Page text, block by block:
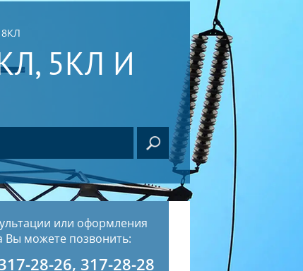
5КЛ И
или оформления
Вы можете позвонить:
28-26, 317-28-28